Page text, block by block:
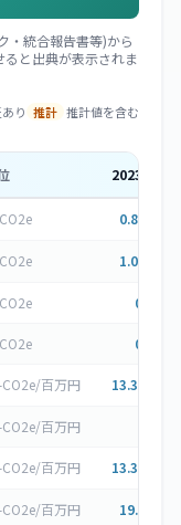
・統合報告書等)から
と出典が表示されま
り 推計 推計値を含む
2023
0.851
1.045
0.163
0.182
百万円 13.359
百万円
百万円 13.359
百万円 19.32